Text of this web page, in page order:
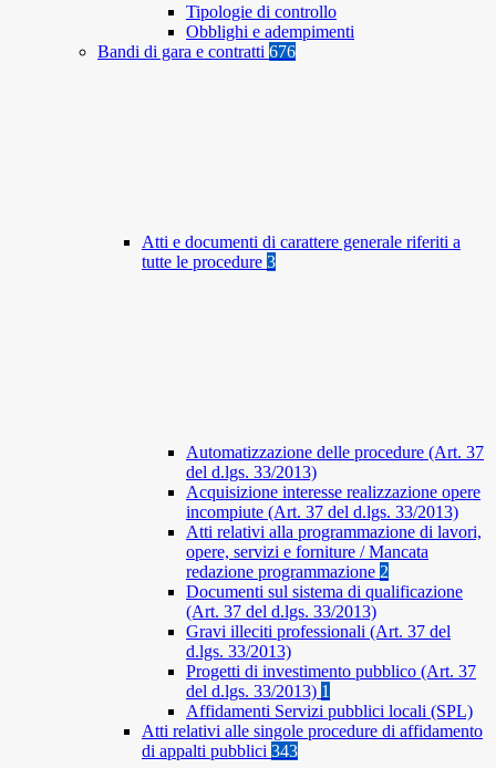
Tipologie di controllo
Obblighi e adempimenti
Bandi di gara e contratti 676
Atti e documenti di carattere generale riferiti a
tutte le procedure 3
Automatizzazione delle procedure (Art. 37
del d.lgs. 33/2013)
Acquisizione interesse realizzazione opere
incompiute (Art. 37 del d.lgs. 33/2013)
Atti relativi alla programmazione di lavori,
opere, servizi e forniture / Mancata
redazione programmazione 2
Documenti sul sistema di qualificazione
(Art. 37 del d.lgs. 33/2013)
Gravi illeciti professionali (Art. 37 del
d.lgs. 33/2013)
Progetti di investimento pubblico (Art. 37
del d.lgs. 33/2013) 1
Affidamenti Servizi pubblici locali (SPL)
Atti relativi alle singole procedure di affidamento
di appalti pubblici 343